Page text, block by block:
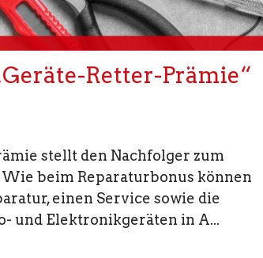
Retter-Prämie“
stellt den Nachfolger zum
Wie beim Reparaturbonus können
einen Service sowie die
und Elektronikgeräten in A...